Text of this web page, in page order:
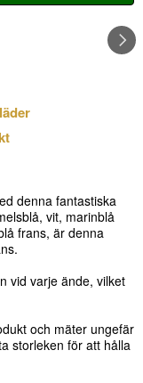
denna fantastiska
vit, marinblå
frans, är denna
vid varje ände, vilket
och mäter ungefär
storleken för att hålla